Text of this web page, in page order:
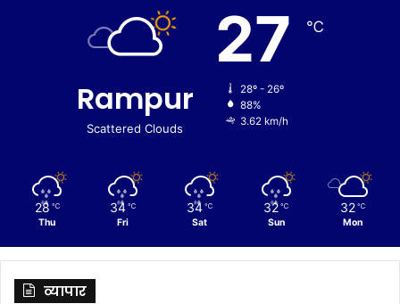
Rampur
Scattered Clouds
27 ℃
28º - 26º
88%
3.62 km/h
28 ℃
Thu
34 ℃
Fri
34 ℃
Sat
32 ℃
Sun
32 ℃
Mon
व्यापार